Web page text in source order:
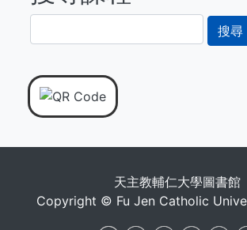
尋
天主教輔仁大學圖書館
Copyright © Fu Jen Catholic